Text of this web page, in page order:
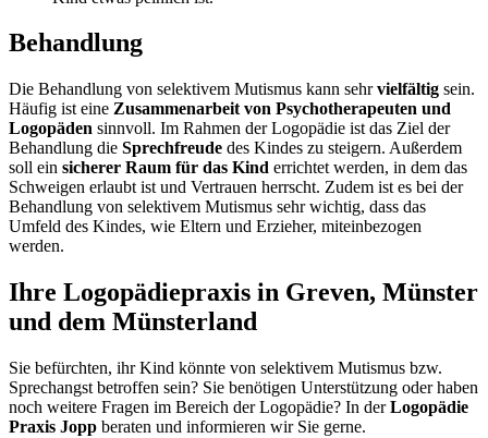
Behandlung
Die Behandlung von selektivem Mutismus kann sehrvielfältig sein.
Häufig ist eine Zusammenarbeit von Psychotherapeuten und
Logopäden sinnvoll. Im Rahmen der Logopädie ist das Ziel der
Behandlung die Sprechfreude des Kindes zu steigern. Außerdem
soll ein sicherer Raum für das Kind errichtet werden, in dem das
Schweigen erlaubt ist und Vertrauen herrscht. Zudem ist es bei der
Behandlung von selektivem Mutismus sehr wichtig, dass das
Umfeld des Kindes, wie Eltern und Erzieher, miteinbezogen
werden.
Ihre Logopädiepraxis in Greven, Münster
und dem Münsterland
Sie befürchten, ihr Kind könnte von selektivem Mutismus bzw.
Sprechangst betroffen sein? Sie benötigen Unterstützung oder haben
noch weitere Fragen im Bereich der Logopädie? In derLogopädie
Praxis Jopp beraten und informieren wir Sie gerne.